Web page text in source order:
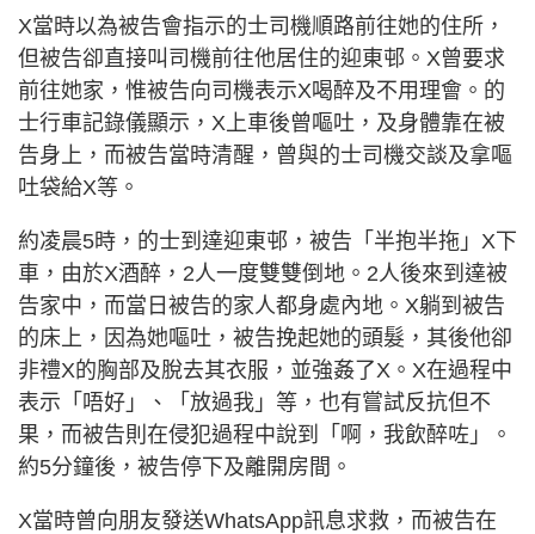
X當時以為被告會指示的士司機順路前往她的住所，
但被告卻直接叫司機前往他居住的迎東邨。X曾要求
前往她家，惟被告向司機表示X喝醉及不用理會。的
士行車記錄儀顯示，X上車後曾嘔吐，及身體靠在被
告身上，而被告當時清醒，曾與的士司機交談及拿嘔
吐袋給X等。
約凌晨5時，的士到達迎東邨，被告「半抱半拖」X下
車，由於X酒醉，2人一度雙雙倒地。2人後來到達被
告家中，而當日被告的家人都身處內地。X躺到被告
的床上，因為她嘔吐，被告挽起她的頭髮，其後他卻
非禮X的胸部及脫去其衣服，並強姦了X。X在過程中
表示「唔好」、「放過我」等，也有嘗試反抗但不
果，而被告則在侵犯過程中說到「啊，我飲醉咗」。
約5分鐘後，被告停下及離開房間。
X當時曾向朋友發送WhatsApp訊息求救，而被告在